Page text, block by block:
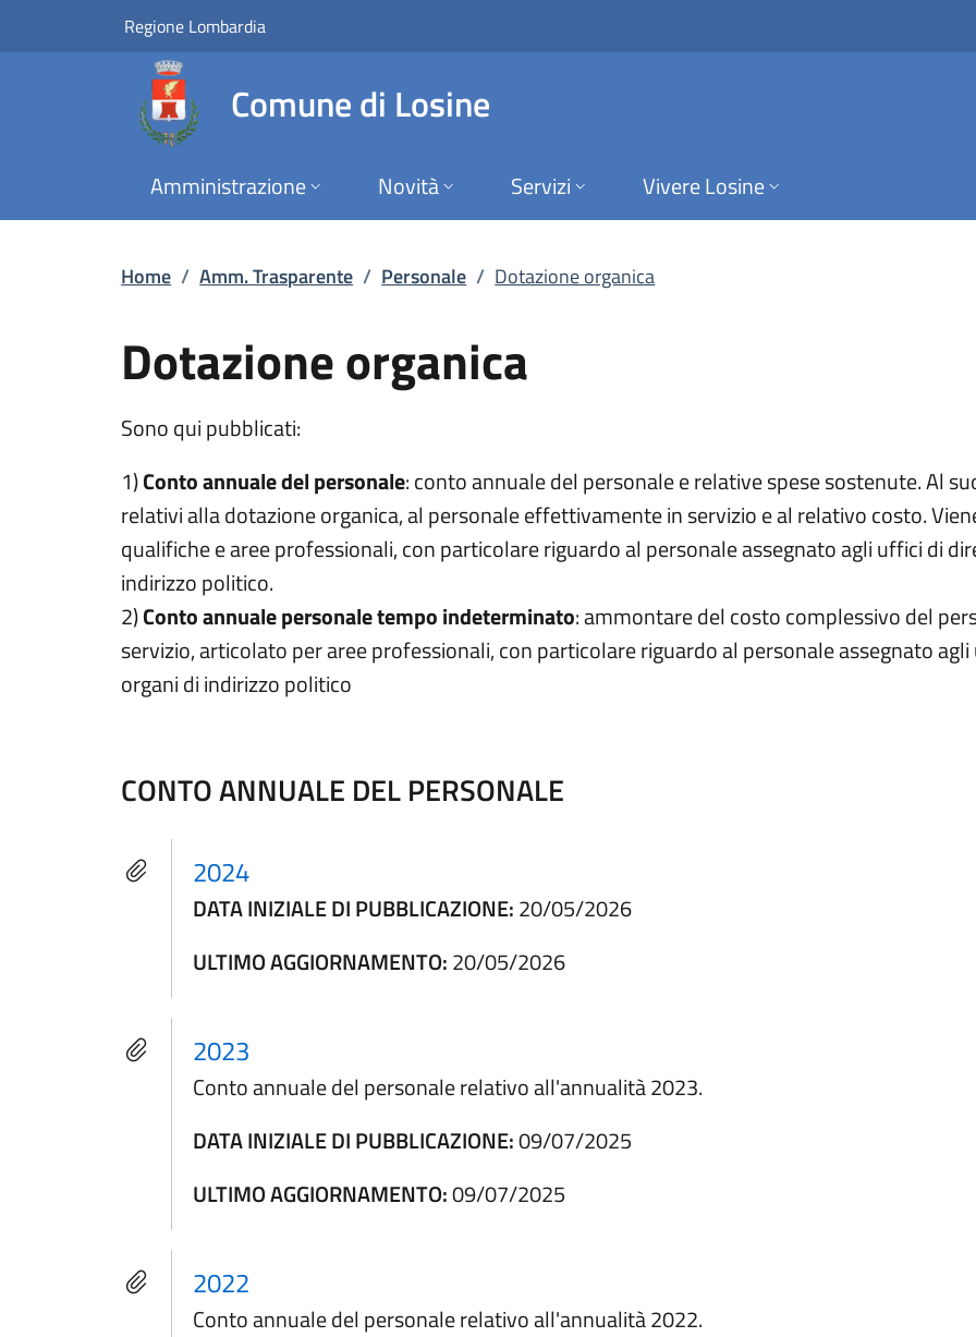
Vai al contenuto principale
Dotazione organica | Personale | Amm.
Regione Lombardia
Comune di Losine
Amministrazione Novità Servizi Vivere Losine
Home / Amm. Trasparente / Personale / Dotazione organica
Dotazione organica
Sono qui pubblicati:
1)Conto annuale del personale: conto annuale del personale e relative spese sostenute. Al
relativi alla dotazione organica, al personale effettivamente in servizio e al relativo costo.
qualifiche e aree professionali, con particolare riguardo al personale assegnato agli uffici di
indirizzo politico.
2)Conto annuale personale tempo indeterminato: ammontare del costo complessivo del
servizio, articolato per aree professionali, con particolare riguardo al personale assegnato
organi di indirizzo politico
CONTO ANNUALE DEL PERSONALE
2024
DATA INIZIALE DI PUBBLICAZIONE:20/05/2026
ULTIMO AGGIORNAMENTO:20/05/2026
2023
Conto annuale del personale relativo all'annualità 2023.
DATA INIZIALE DI PUBBLICAZIONE:09/07/2025
ULTIMO AGGIORNAMENTO:09/07/2025
2022
Conto annuale del personale relativo all'annualità 2022.